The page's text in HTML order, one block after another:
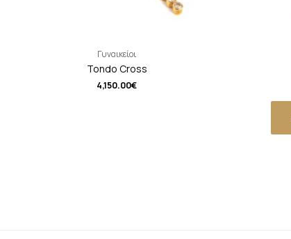
Γυναικείοι
Tondo Cross
4,150.00€